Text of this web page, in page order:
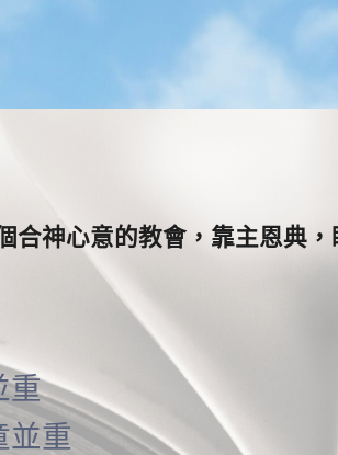
合神心意的教會，靠主恩典
重
並重